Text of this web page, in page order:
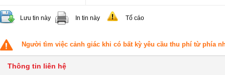
Lưu tin này In tin này Tố cáo
Người tìm việc cảnh giác khi có bất kỳ yêu cầu thu phí từ phía
Thông tin liên hệ